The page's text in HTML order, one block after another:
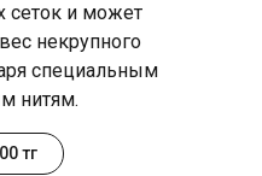
сеток и может
некрупного
специальным
нитям.
тг